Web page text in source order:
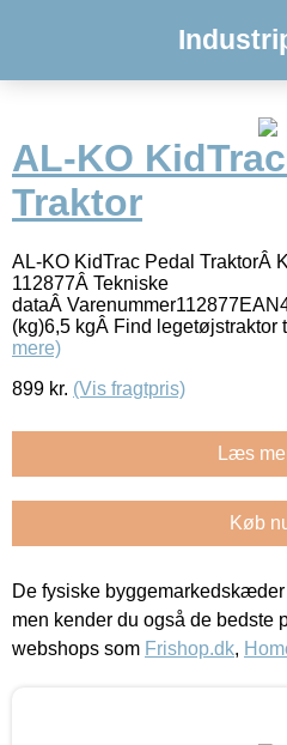
AL-KO
Traktor
AL-KO KidTrac Pedal TraktorÂ
112877Â Tekniske
dataÂ
(kg)6,5 kgÂ Find legetøjstraktor
mere)
899 kr. (Vis fragtpris)
Læs
Køb
De fysiske
men kender du også de bedste
webshops som Frishop.dk,